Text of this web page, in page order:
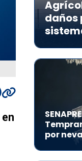
daños
por